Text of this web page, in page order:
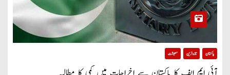
پاکستان تازہ ترین معیشت